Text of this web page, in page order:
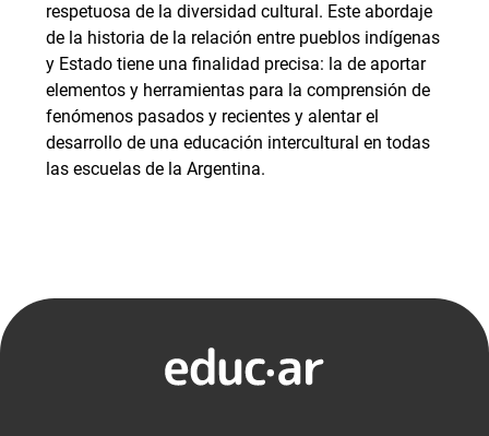
respetuosa de la diversidad cultural. Este abordaje
de la historia de la relación entre pueblos indígenas
y Estado tiene una finalidad precisa: la de aportar
elementos y herramientas para la comprensión de
fenómenos pasados y recientes y alentar el
desarrollo de una educación intercultural en todas
las escuelas de la Argentina.